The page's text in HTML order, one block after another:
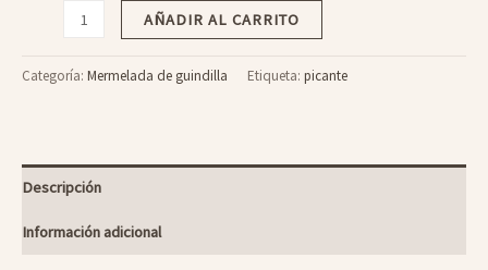
Mermelada
Guindilla
cantidad
AÑADIR AL CARRITO
Categoría: Mermelada de guindilla Etiqueta: picante
Descripción
Información adicional